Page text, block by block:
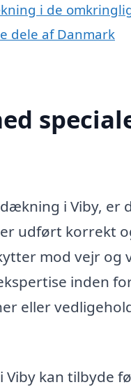
i de
dele af Danmark
i Viby, er
udført korrekt
mod vejr
inden
eller
kan tilbyde